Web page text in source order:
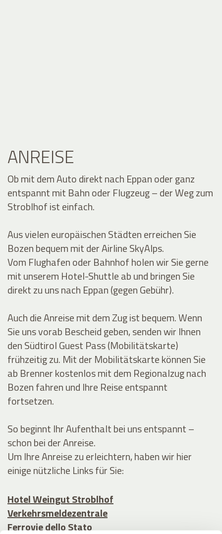
ANREISE
Ob mit dem Auto direkt nach Eppan oder ganz
entspannt mit Bahn oder Flugzeug – der Weg zum
Stroblhof ist einfach.
Aus vielen europäischen Städten erreichen Sie
Bozen bequem mit der Airline SkyAlps.
Vom Flughafen oder Bahnhof holen wir Sie gerne
mit unserem Hotel-Shuttle ab und bringen Sie
direkt zu uns nach Eppan (gegen Gebühr).
Auch die Anreise mit dem Zug ist bequem. Wenn
Sie uns vorab Bescheid geben, senden wir Ihnen
den Südtirol Guest Pass (Mobilitätskarte)
frühzeitig zu. Mit der Mobilitätskarte können Sie
ab Brenner kostenlos mit dem Regionalzug nach
Bozen fahren und Ihre Reise entspannt
fortsetzen.
So beginnt Ihr Aufenthalt bei uns entspannt –
schon bei der Anreise.
Um Ihre Anreise zu erleichtern, haben wir hier
einige nützliche Links für Sie:
Hotel Weingut Stroblhof
Verkehrsmeldezentrale
Ferrovie dello Stato